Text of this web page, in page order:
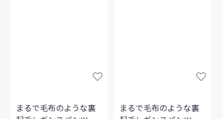
まるで毛布のような裏
まるで毛布のような裏